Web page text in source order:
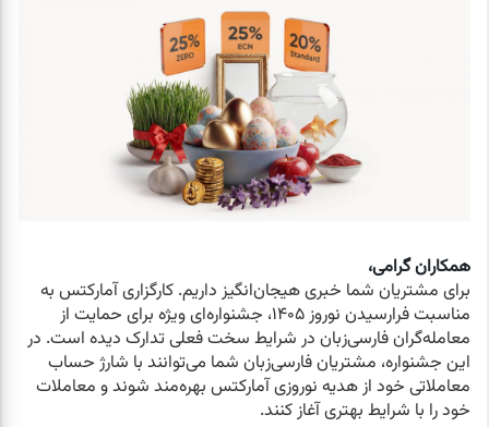
همکاران گرامی،
برای مشتریان شما خبری هیجان‌انگیز داریم. کارگزاری آمارکتس به
مناسبت فرارسیدن نوروز ۱۴۰۵، جشنواره‌ای ویژه برای حمایت از
معامله‌گران فارسی‌زبان در شرایط سخت فعلی تدارک دیده است. در
این جشنواره، مشتریان فارسی‌زبان شما می‌توانند با شارژ حساب
معاملاتی خود از هدیه نوروزی آمارکتس بهره‌مند شوند و معاملات
خود را با شرایط بهتری آغاز کنند.